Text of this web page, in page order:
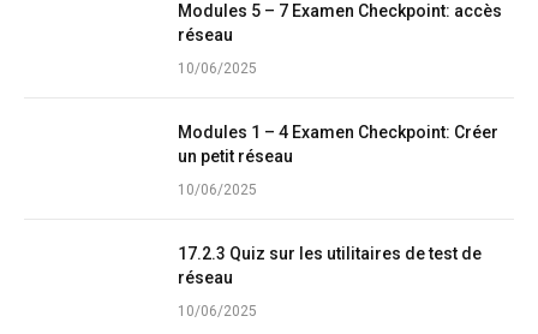
Modules 5 – 7 Examen Checkpoint: accès
réseau
10/06/2025
Modules 1 – 4 Examen Checkpoint: Créer
un petit réseau
10/06/2025
17.2.3 Quiz sur les utilitaires de test de
réseau
10/06/2025